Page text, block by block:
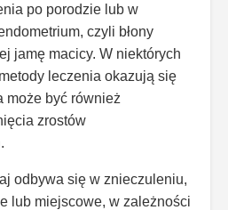
po porodzie lub w
czyli błony
jamę macicy. W niektórych
leczenia okazują się
może być również
zrostów
odbywa się w znieczuleniu,
lub miejscowe, w zależności